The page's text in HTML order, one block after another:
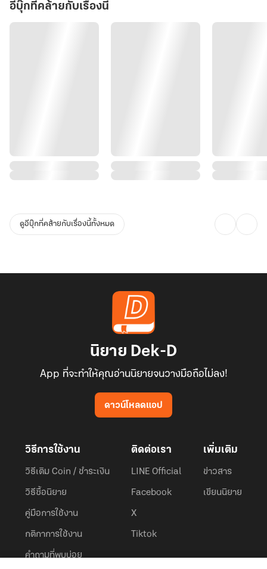
อีบุ๊กที่คล้ายกับเรื่องนี้
ดูอีบุ๊กที่คล้ายกับเรื่องนี้ทั้งหมด
นิยาย Dek-D
App ที่จะทำให้คุณอ่านนิยายจนวางมือถือไม่ลง!
ดาวน์โหลดแอป
วิธีการใช้งาน
วิธีเติม Coin / ชำระเงิน
วิธีซื้อนิยาย
คู่มือการใช้งาน
กติกาการใช้งาน
คำถามที่พบบ่อย
ติดต่อเรา
LINE Official
Facebook
X
Tiktok
เพิ่มเติม
ข่าวสาร
เขียนนิยาย